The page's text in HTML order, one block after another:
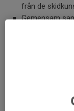
från de
Gemensam
Se över så att
Se över så att
Är träningen